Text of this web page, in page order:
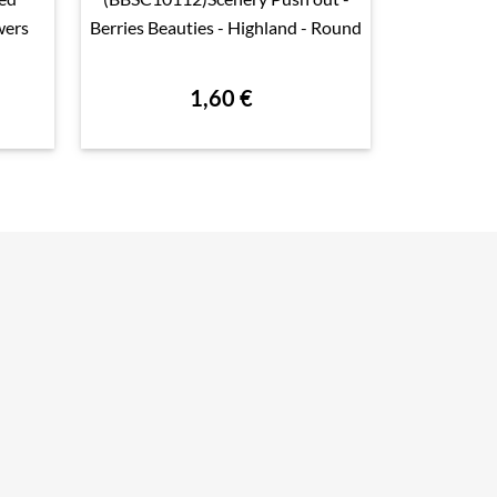
 Aperçu rapide
Berries Beauties - Highland - Round
1,60 €